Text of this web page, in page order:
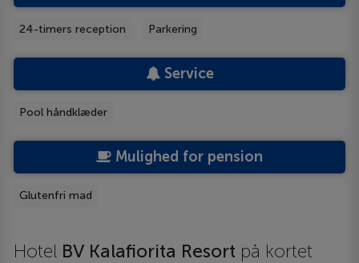
24-timers reception Parkering
Service
Pool håndklæder
Mulighed for pension
Glutenfri mad
Hotel BV Kalafiorita Resort på kortet